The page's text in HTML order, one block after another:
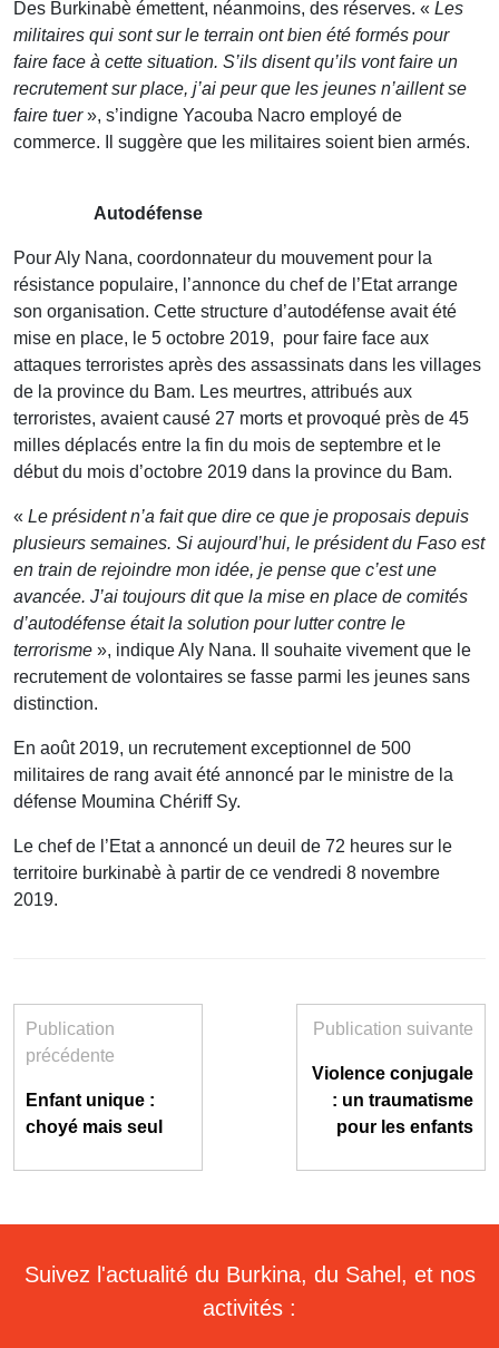
Des Burkinabè émettent, néanmoins, des réserves. « Les
militaires qui sont sur le terrain ont bien été formés pour
faire face à cette situation. S’ils disent qu’ils vont faire un
recrutement sur place, j’ai peur que les jeunes n’aillent se
faire tuer», s’indigne Yacouba Nacro employé de
commerce. Il suggère que les militaires soient bien armés.
Autodéfense
Pour Aly Nana, coordonnateur du mouvement pour la
résistance populaire, l’annonce du chef de l’Etat arrange
son organisation. Cette structure d’autodéfense avait été
mise en place, le 5 octobre 2019, pour faire face aux
attaques terroristes après des assassinats dans les villages
de la province du Bam. Les meurtres, attribués aux
terroristes, avaient causé 27 morts et provoqué près de 45
milles déplacés entre la fin du mois de septembre et le
début du mois d’octobre 2019 dans la province du Bam.
« Le président n’a fait que dire ce que je proposais depuis
plusieurs semaines. Si aujourd’hui, le président du Faso est
en train de rejoindre mon idée, je pense que c’est une
avancée. J’ai toujours dit que la mise en place de comités
d’autodéfense était la solution pour lutter contre le
terrorisme », indique Aly Nana. Il souhaite vivement que le
recrutement de volontaires se fasse parmi les jeunes sans
distinction.
En août 2019, un recrutement exceptionnel de 500
militaires de rang avait été annoncé par le ministre de la
défense Moumina Chériff Sy.
Le chef de l’Etat a annoncé un deuil de 72 heures sur le
territoire burkinabè à partir de ce vendredi 8 novembre
2019.
Publication
précédente
Enfant unique :
choyé mais seul
Publication suivante
Violence conjugale
: un traumatisme
pour les enfants
Suivez l'actualité du Burkina, du Sahel, et nos
activités :